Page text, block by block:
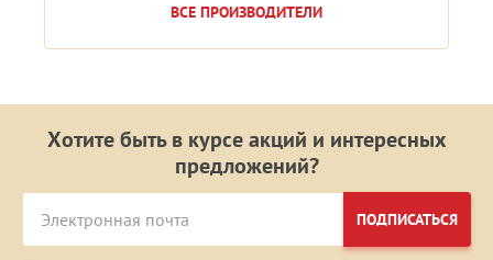
ВСЕ ПРОИЗВОДИТЕЛИ
Хотите быть в курсе акций и интересных
предложений?
ПОДПИСАТЬСЯ